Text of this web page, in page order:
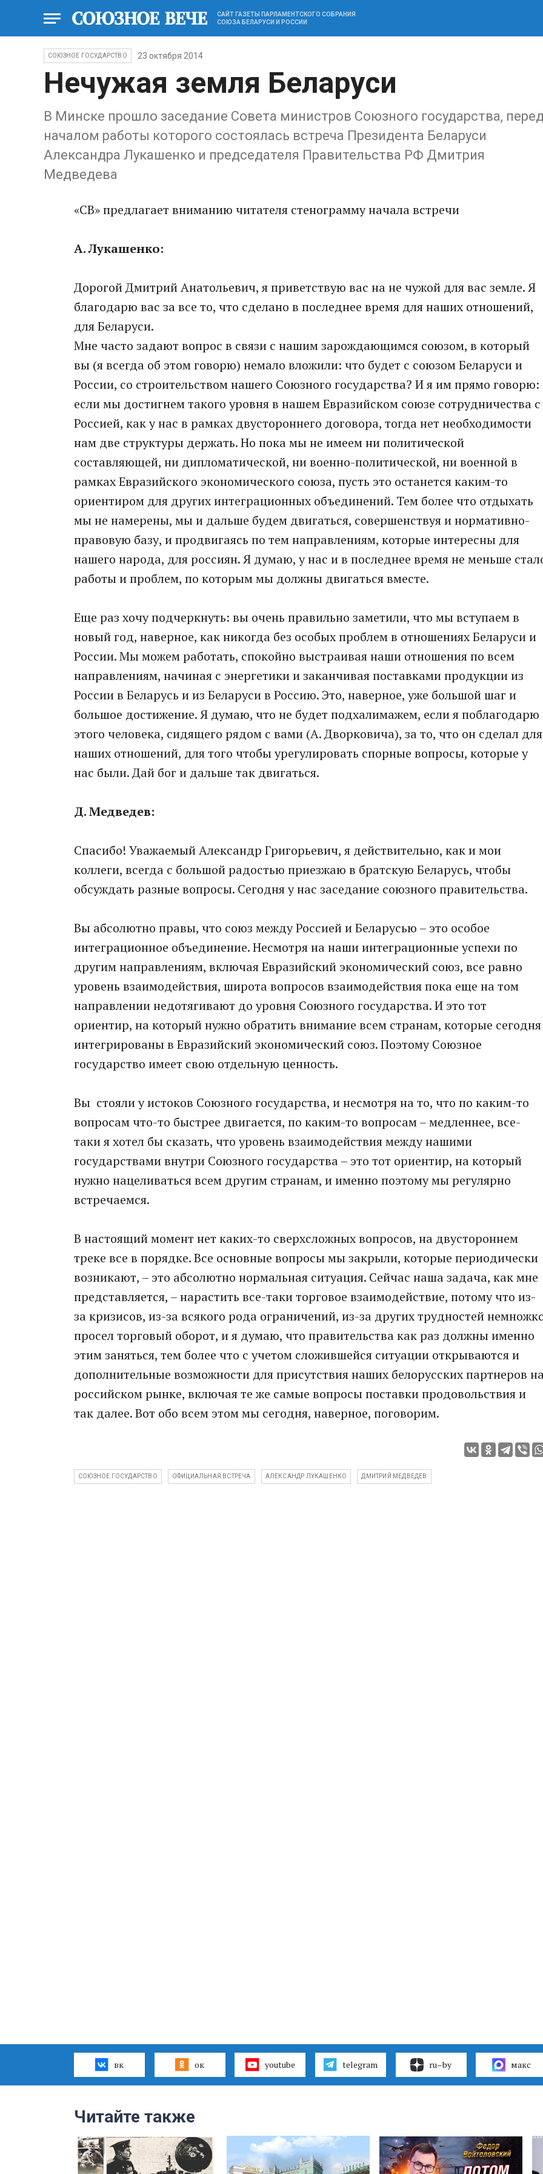
САЙТ ГАЗЕТЫ ПАРЛАМЕНТСКОГО СОБРАНИЯ
СОЮЗА БЕЛАРУСИ И РОССИИ
СОЮЗНОЕ ГОСУДАРСТВО 23 октября 2014
Нечужая земля Беларуси
В Минске прошло заседание Совета министров Союзного государства, перед
началом работы которого состоялась встреча Президента Беларуси
Александра Лукашенко и председателя Правительства РФ Дмитрия
Медведева
«СВ» предлагает вниманию читателя стенограмму начала встречи
А. Лукашенко:
Дорогой Дмитрий Анатольевич, я приветствую вас на не чужой для вас земле. Я
благодарю вас за все то, что сделано в последнее время для наших отношений,
для Беларуси.
Мне часто задают вопрос в связи с нашим зарождающимся союзом, в который
вы (я всегда об этом говорю) немало вложили: что будет с союзом Беларуси и
России, со строительством нашего Союзного государства? И я им прямо говорю:
если мы достигнем такого уровня в нашем Евразийском союзе сотрудничества с
Россией, как у нас в рамках двустороннего договора, тогда нет необходимости
нам две структуры держать. Но пока мы не имеем ни политической
составляющей, ни дипломатической, ни военно-политической, ни военной в
рамках Евразийского экономического союза, пусть это останется каким-то
ориентиром для других интеграционных объединений. Тем более что отдыхать
мы не намерены, мы и дальше будем двигаться, совершенствуя и нормативно-
правовую базу, и продвигаясь по тем направлениям, которые интересны для
нашего народа, для россиян. Я думаю, у нас и в последнее время не меньше
работы и проблем, по которым мы должны двигаться вместе.
Еще раз хочу подчеркнуть: вы очень правильно заметили, что мы вступаем в
новый год, наверное, как никогда без особых проблем в отношениях Беларуси и
России. Мы можем работать, спокойно выстраивая наши отношения по всем
направлениям, начиная с энергетики и заканчивая поставками продукции из
России в Беларусь и из Беларуси в Россию. Это, наверное, уже большой шаг и
большое достижение. Я думаю, что не будет подхалимажем, если я поблагодарю
этого человека, сидящего рядом с вами (А. Дворковича), за то, что он сделал для
наших отношений, для того чтобы урегулировать спорные вопросы, которые у
нас были. Дай бог и дальше так двигаться.
Д. Медведев:
Спасибо! Уважаемый Александр Григорьевич, я действительно, как и мои
коллеги, всегда с большой радостью приезжаю в братскую Беларусь, чтобы
обсуждать разные вопросы. Сегодня у нас заседание союзного правительства.
Вы абсолютно правы, что союз между Россией и Беларусью – это особое
интеграционное объединение. Несмотря на наши интеграционные успехи по
другим направлениям, включая Евразийский экономический союз, все равно
уровень взаимодействия, широта вопросов взаимодействия пока еще на том
направлении недотягивают до уровня Союзного государства. И это тот
ориентир, на который нужно обратить внимание всем странам, которые сегодня
интегрированы в Евразийский экономический союз. Поэтому Союзное
государство имеет свою отдельную ценность.
Вы стояли у истоков Союзного государства, и несмотря на то, что по каким-то
вопросам что-то быстрее двигается, по каким-то вопросам – медленнее, все-
таки я хотел бы сказать, что уровень взаимодействия между нашими
государствами внутри Союзного государства – это тот ориентир, на который
нужно нацеливаться всем другим странам, и именно поэтому мы регулярно
встречаемся.
В настоящий момент нет каких-то сверхсложных вопросов, на двустороннем
треке все в порядке. Все основные вопросы мы закрыли, которые периодически
возникают, – это абсолютно нормальная ситуация. Сейчас наша задача, как мне
представляется, – нарастить все-таки торговое взаимодействие, потому что из-
за кризисов, из-за всякого рода ограничений, из-за других трудностей
просел торговый оборот, и я думаю, что правительства как раз должны именно
этим заняться, тем более что с учетом сложившейся ситуации открываются и
дополнительные возможности для присутствия наших белорусских партнеров
российском рынке, включая те же самые вопросы поставки продовольствия и
так далее. Вот обо всем этом мы сегодня, наверное, поговорим.
СОЮЗНОЕ ГОСУДАРСТВО ОФИЦИАЛЬНАЯ ВСТРЕЧА АЛЕКСАНДР ЛУКАШЕНКО ДМИТРИЙ МЕДВЕДЕВ
вк ок youtube telegram ru–by макс
Читайте также